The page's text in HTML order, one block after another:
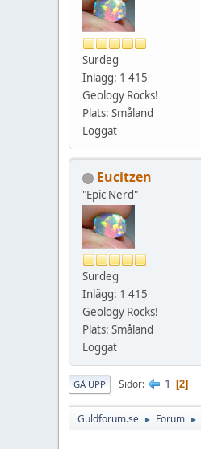
Surdeg
Inlägg: 1 415
Geology Rocks!
Plats: Småland
Loggat
Eucitzen
"Epic Nerd"
Surdeg
Inlägg: 1 415
Geology Rocks!
Plats: Småland
Loggat
GÅ UPP Sidor 1 2
Guldforum.se ► Forum ►